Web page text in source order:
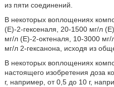
из пяти соединений.
В некоторых воплощениях
(Е)-2-гексеналя, 20-1500 мг/л
мг/л (Е)-2-октеналя, 10-3000
мг/л 2-гексанона, исходя из
В некоторых воплощениях
настоящего изобретения доза
г, например, от 0,5 до 10 г,